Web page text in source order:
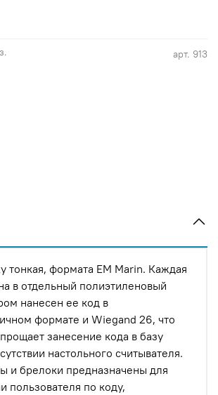
арт. 913
тонкая, формата EM Marin. Каждая
в отдельный полиэтиленовый
нанесен ее код в
формате и Wiegand 26, что
занесение кода в базу
настольного считывателя.
и брелоки предназначены для
пользователя по коду,